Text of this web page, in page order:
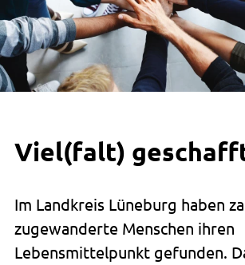
Viel(falt)
Im Landkreis Lüneburg haben
zugewanderte Menschen ihren
Lebensmittelpunkt gefunden.